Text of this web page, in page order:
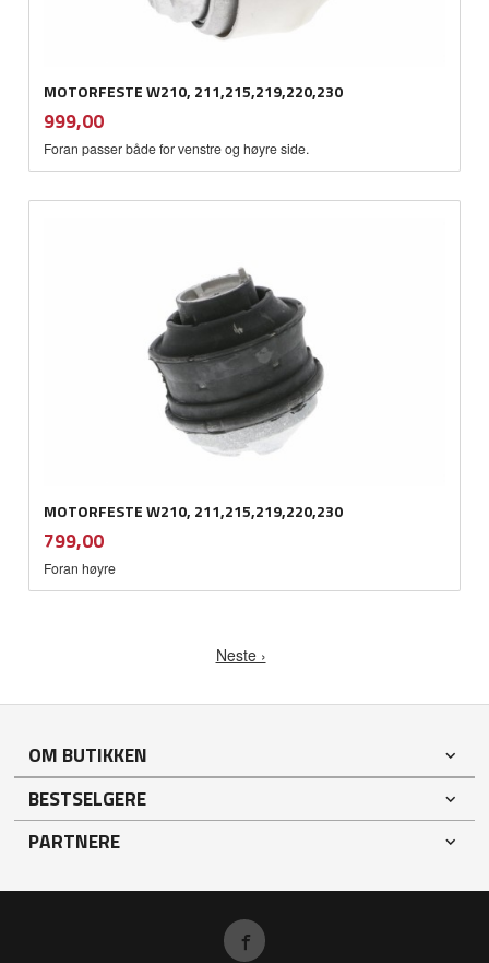
MOTORFESTE W210, 211,215,219,220,230
Pris
999,00mva.
Foran passer både for venstre og høyre side.
MOTORFESTE W210, 211,215,219,220,230
Pris
799,00mva.
Foran høyre
Neste ›
OM BUTIKKEN
BESTSELGERE
PARTNERE